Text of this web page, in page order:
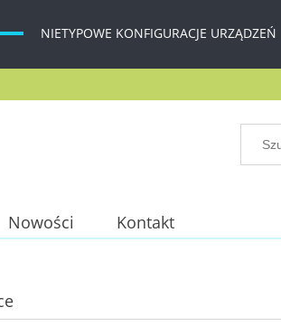
NIETYPOWE KONFIGURACJE URZĄDZEŃ
Nowości Kontakt